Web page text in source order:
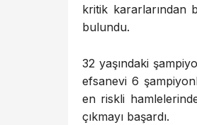
kritik kararlarından
bulundu.
32 yaşındaki
efsanevi 6
en riskli
çıkmayı başardı.